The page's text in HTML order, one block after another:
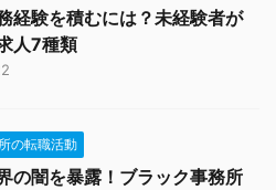
経験を積むには？未経験者が
人7種類
の転職活動
の闇を暴露！ブラック事務所